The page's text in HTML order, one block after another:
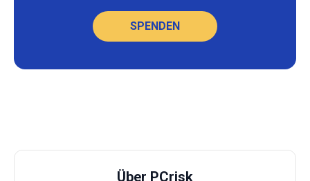
SPENDEN
Über PCrisk